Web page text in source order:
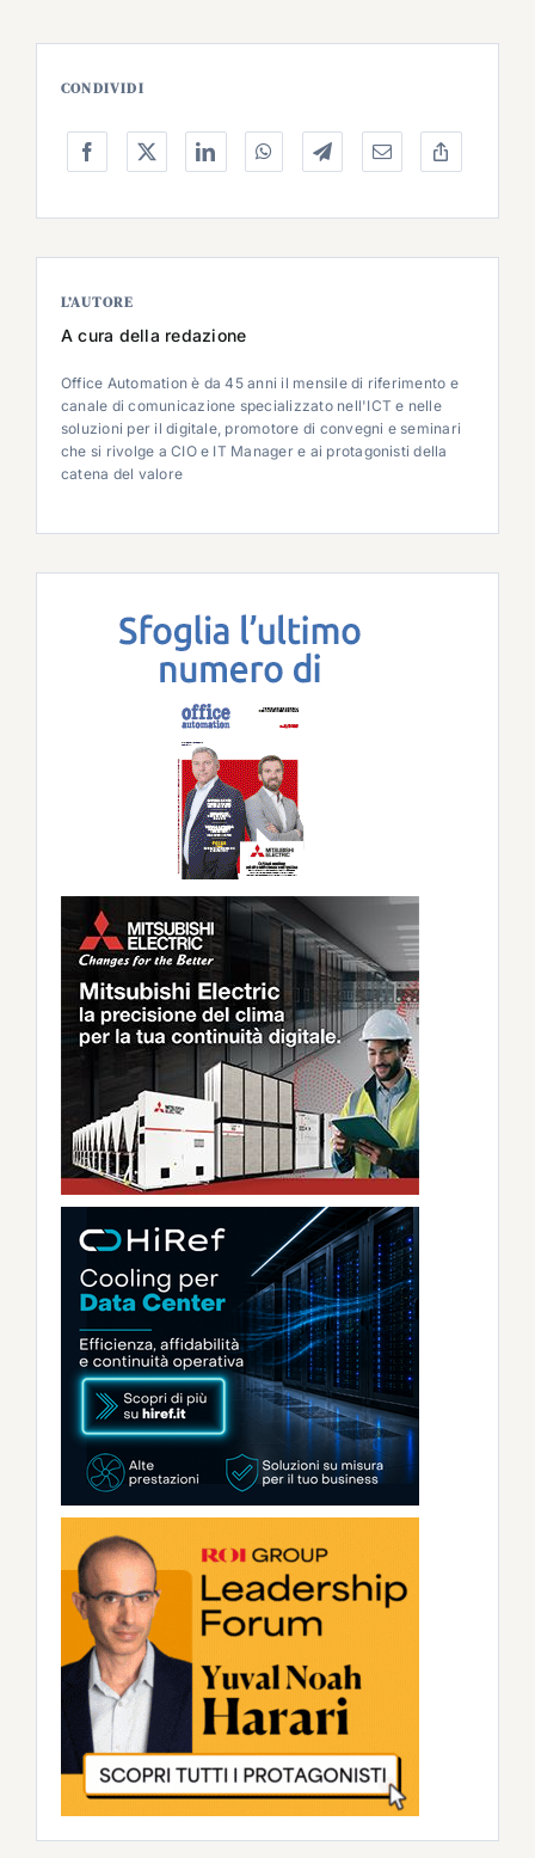
CONDIVIDI
L’AUTORE
A cura della redazione
Office Automation è da 45 anni il mensile di riferimento e
canale di comunicazione specializzato nell'ICT e nelle
soluzioni per il digitale, promotore di convegni e seminari
che si rivolge a CIO e IT Manager e ai protagonisti della
catena del valore